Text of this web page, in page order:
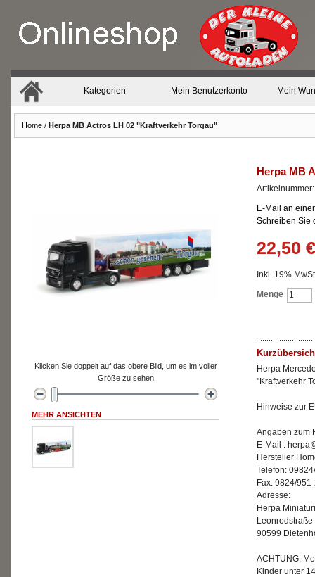
Kategorien Mein Benutzerkonto Mein
Home / Herpa MB Actros LH 02 "Kraftverkehr Torgau"
Herpa MB
E-Mail an
Schreiben Sie
22,50 €
Inkl. 19%
Menge
Herpa
"Kraftverkehr
Hinweise zur
Angaben zum
E-Mail :
Hersteller
Telefon:
Fax: 9824/
Adresse:
Herpa
90599
ACHTUNG:
Kinder unter
Klicken Sie doppelt auf das obere Bild, um es im voller
Größe zu sehen
MEHR ANSICHTEN